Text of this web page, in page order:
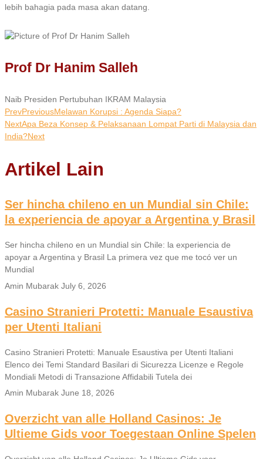
lebih bahagia pada masa akan datang.
Prof Dr Hanim Salleh
Naib Presiden Pertubuhan IKRAM Malaysia
PrevPreviousMelawan Korupsi : Agenda Siapa?
NextApa Beza Konsep & Pelaksanaan Lompat Parti di Malaysia dan
India?Next
Artikel Lain
Ser hincha chileno en un Mundial sin Chile:
la experiencia de apoyar a Argentina y Brasil
Ser hincha chileno en un Mundial sin Chile: la experiencia de
apoyar a Argentina y Brasil La primera vez que me tocó ver un
Mundial
Amin Mubarak July 6, 2026
Casino Stranieri Protetti: Manuale Esaustiva
per Utenti Italiani
Casino Stranieri Protetti: Manuale Esaustiva per Utenti Italiani
Elenco dei Temi Standard Basilari di Sicurezza Licenze e Regole
Mondiali Metodi di Transazione Affidabili Tutela dei
Amin Mubarak June 18, 2026
Overzicht van alle Holland Casinos: Je
Ultieme Gids voor Toegestaan Online Spelen